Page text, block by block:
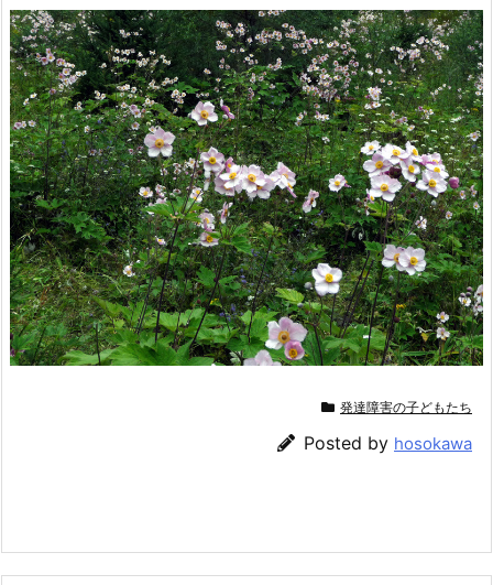
発達障害の子どもたち
Posted by hosokawa